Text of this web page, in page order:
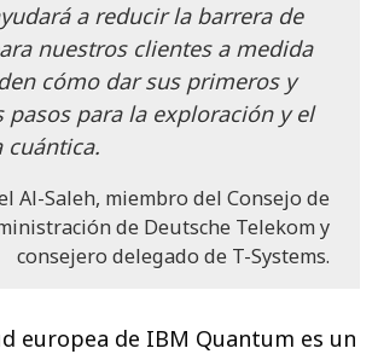
a reducir la barrera de
nuestros clientes a medida
cómo dar sus primeros y
pasos para la exploración y el
cuántica.
Al-Saleh, miembro del Consejo de
de Deutsche Telekom y
consejero delegado de T-Systems.
europea de IBM Quantum es un